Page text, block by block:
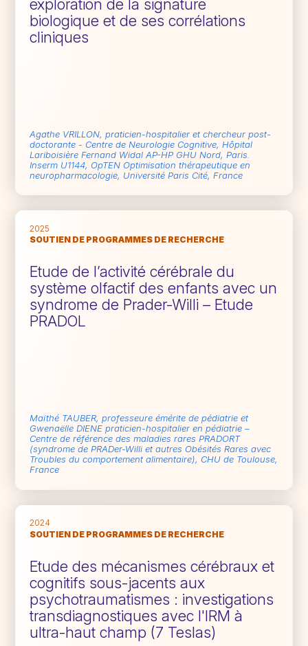
exploration de la signature
biologique et de ses corrélations
cliniques
Agathe VRILLON, praticien-hospitalier et chercheur post-
doctorante - Centre de Neurologie Cognitive, Hôpital
Lariboisière Fernand Widal AP-HP GHU Nord, Paris.
Inserm U1144, OpTEN Optimisation thérapeutique en
neuropharmacologie, Université Paris Cité, France
2025
SOUTIEN DE PROGRAMMES DE RECHERCHE
Etude de l’activité cérébrale du
système olfactif des enfants avec un
syndrome de Prader-Willi – Etude
PRADOL
Maïthé TAUBER, professeure émérite de pédiatrie et
Gwenaëlle DIENE praticien-hospitalier en pédiatrie –
Centre de référence des maladies rares PRADORT
(syndrome de PRADer-Willi et autres Obésités Rares avec
Troubles du comportement alimentaire), CHU de Toulouse,
France
2024
SOUTIEN DE PROGRAMMES DE RECHERCHE
Etude des mécanismes cérébraux et
cognitifs sous-jacents aux
psychotraumatismes : investigations
transdiagnostiques avec l'IRM à
ultra-haut champ (7 Teslas)